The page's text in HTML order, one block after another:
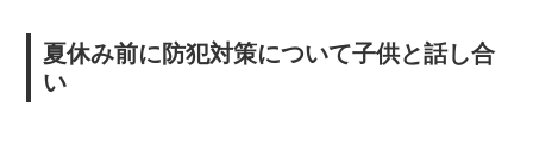
夏休み前に防犯対策について子供と話し合
い